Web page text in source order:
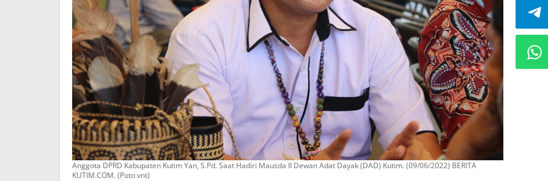
Anggota DPRD Kabupaten Kutim Yan, S.Pd. Saat Hadiri Mausda II Dewan Adat Dayak (DAD) Kutim. (09/06/2022) BERITA
KUTIM.COM. (Poto.vnt)